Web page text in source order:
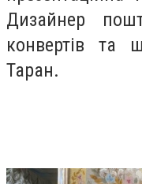
Дизайнер
конвертів та
Таран.